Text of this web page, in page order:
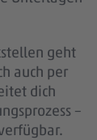
geht
auch per
dich
–